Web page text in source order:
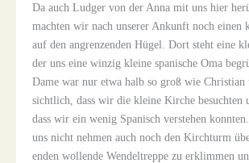
Da auch Ludger von der Anna mit uns hier
machten wir nach unserer Ankunft noch einen
auf den angrenzenden Hügel. Dort steht eine
der uns eine winzig kleine spanische Oma
Dame war nur etwa halb so groß wie Christian
sichtlich, dass wir die kleine Kirche besuchten
dass wir ein wenig Spanisch verstehen
uns nicht nehmen auch noch den Kirchturm
enden wollende Wendeltreppe zu erklimmen